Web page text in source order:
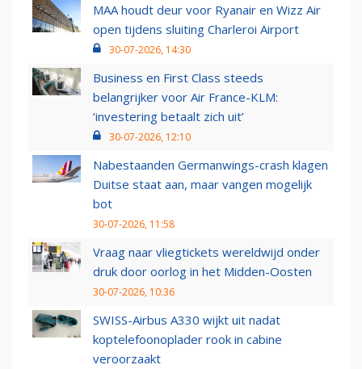
MAA houdt deur voor Ryanair en Wizz Air
open tijdens sluiting Charleroi Airport
30-07-2026, 14:30
Business en First Class steeds
belangrijker voor Air France-KLM:
‘investering betaalt zich uit’
30-07-2026, 12:10
Nabestaanden Germanwings-crash klagen
Duitse staat aan, maar vangen mogelijk
bot
30-07-2026, 11:58
Vraag naar vliegtickets wereldwijd onder
druk door oorlog in het Midden-Oosten
30-07-2026, 10:36
SWISS-Airbus A330 wijkt uit nadat
koptelefoonoplader rook in cabine
veroorzaakt